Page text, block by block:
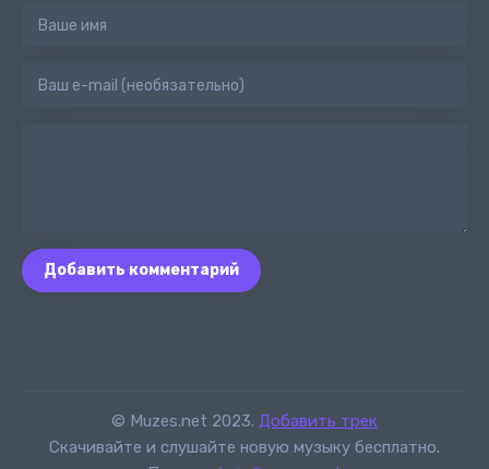
Добавить комментарий
© Muzes.net 2023. Добавить трек
Скачивайте и слушайте новую музыку бесплатно.